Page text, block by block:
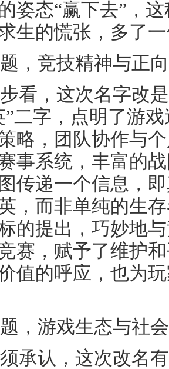
姿态“赢下去”，
生的慌张，多了
，竞技精神与正
看，这次名字改
”二字，点明了游
略，团队协作与
事系统，丰富的
传递一个信息，
，而非单纯的生
的提出，巧妙地
赛，赋予了维护
值的呼应，也为
，游戏生态与社
承认，这次改名